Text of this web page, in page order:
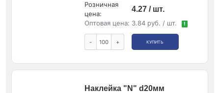
Розничная
цена:
4.27 / шт.
Оптовая цена: 3.84 руб. / шт. !
- + КУПИТЬ
Наклейка "N" d20мм